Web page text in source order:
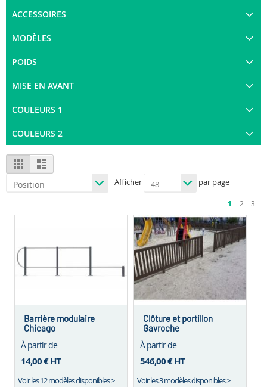
View
as
Grid List
Afficher par page
Page
Vous
êtes
en
train
de
lire
la
page
1 Page
2 Page
3
Barrière modulaire
Chicago
À partir de
14,00 €HT
Voir les 12 modèles disponibles >
Clôture et portillon
Gavroche
À partir de
546,00 €HT
Voir les 3 modèles disponibles >
ACCESSOIRES
MODÈLES
POIDS
MISE EN AVANT
COULEURS 1
COULEURS 2